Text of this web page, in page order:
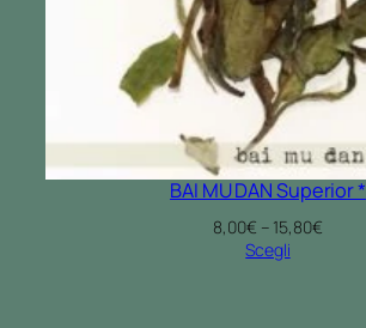
BAI MU DAN Superior *
8,00€ – 15,80€Fascia
Scegli